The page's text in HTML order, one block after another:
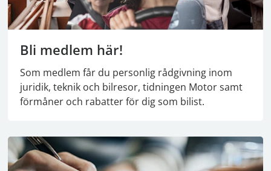
Bli medlem här!
Som medlem får du personlig rådgivning inom
juridik, teknik och bilresor, tidningen Motor samt
förmåner och rabatter för dig som bilist.